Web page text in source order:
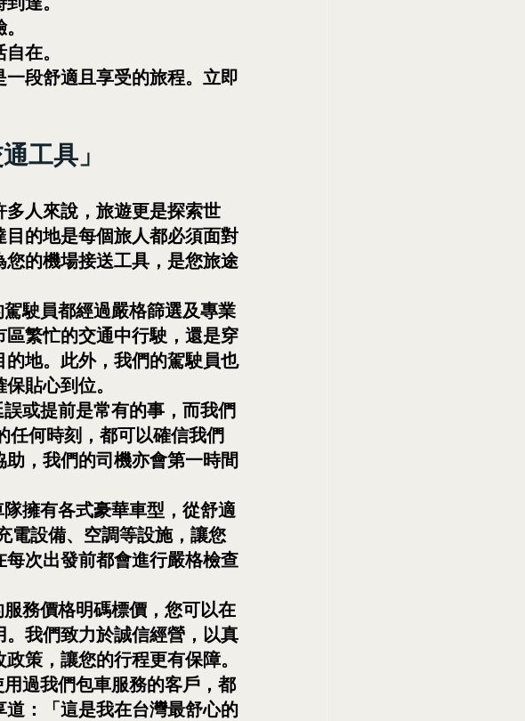
在。
段舒適且享受的旅程。立即
工具」
人來說，旅遊更是探索世
的地是每個旅人都必須面對
的機場接送工具，是您旅途
駛員都經過嚴格篩選及專業
繁忙的交通中行駛，還是穿
地。此外，我們的駕駛員也
貼心到位。
或提前是常有的事，而我們
任何時刻，都可以確信我們
，我們的司機亦會第一時間
擁有各式豪華車型，從舒適
電設備、空調等設施，讓您
次出發前都會進行嚴格檢查
務價格明碼標價，您可以在
我們致力於誠信經營，以真
策，讓您的行程更有保障。
過我們包車服務的客戶，都
：「這是我在台灣最舒心的